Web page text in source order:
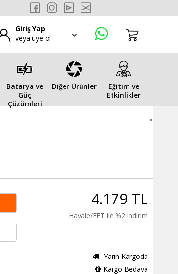
Giriş Yap
veya üye ol
Batarya ve
Güç
Çözümleri
Diğer Ürünler
Eğitim ve
Etkinlikler
.
4.179 TL
Havale/EFT ile %2 indirim
Yarın Kargoda
Kargo Bedava